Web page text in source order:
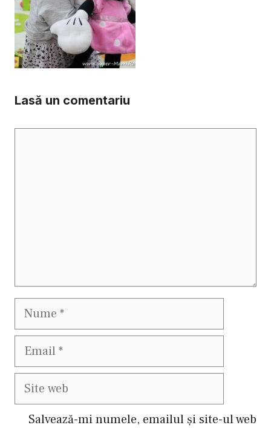
Lasă un comentariu
Nume
Email
Site
Salvează-mi numele, emailul și site-ul web